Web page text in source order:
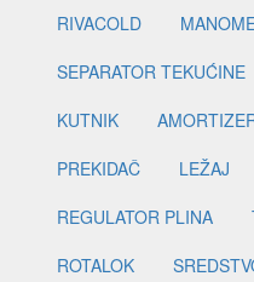
RIVACOLD
SEPARATOR TEKUĆINE
KUTNIK
PREKIDAČ
LEŽAJ
REGULATOR PLINA
ROTALOK